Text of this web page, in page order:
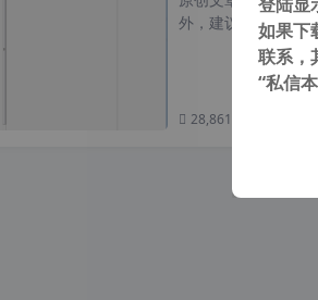
外，建议避开晚上
28,861 次浏览
如果下
联系，
“私信